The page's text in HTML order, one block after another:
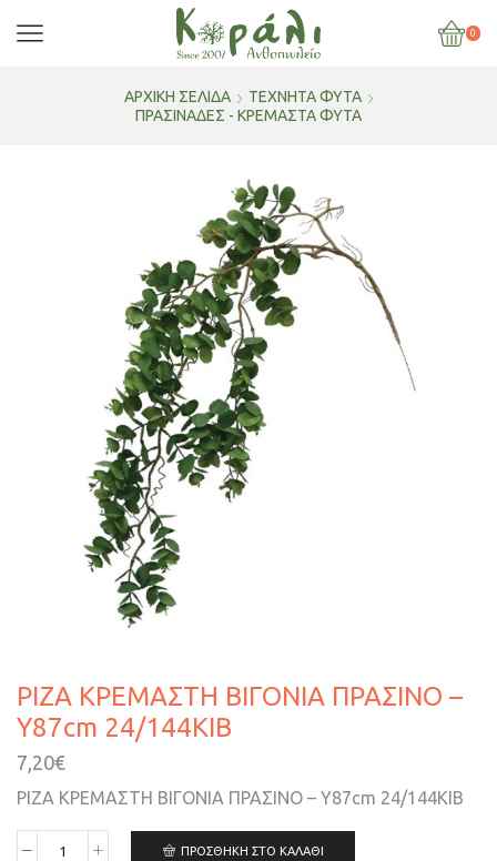
0
ΑΡΧΙΚΉ ΣΕΛΊΔΑ
ΤΕΧΝΗΤΑ ΦΥΤΑ
ΠΡΑΣΙΝΑΔΕΣ - ΚΡΕΜΑΣΤΑ ΦΥΤΑ
ΡΙΖΑ ΚΡΕΜΑΣΤΗ ΒΙΓΟΝΙΑ ΠΡΑΣΙΝΟ –
Υ87cm 24/144ΚΙΒ
7,20€
ΡΙΖΑ ΚΡΕΜΑΣΤΗ ΒΙΓΟΝΙΑ ΠΡΑΣΙΝΟ – Υ87cm 24/144ΚΙΒ
ΠΡΟΣΘΉΚΗ ΣΤΟ ΚΑΛΆΘΙ